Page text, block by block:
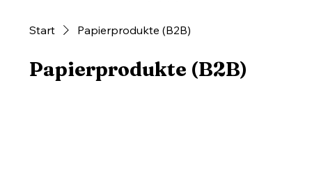
Start Papierprodukte (B2B)
Papierprodukte (B2B)